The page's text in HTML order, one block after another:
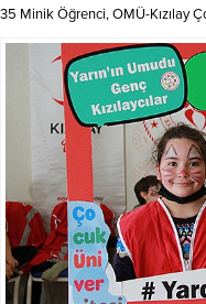
35 Minik Öğrenci, OMÜ-Kızılay